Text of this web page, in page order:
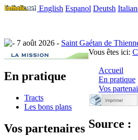
English Espanol Deutsh
7 août 2026 - Saint Gaétan de
En pratique
Tracts
Les bons plans
Vos partenaires
Vous êtes ici:
Accueil
En pratique
Vos
Source :